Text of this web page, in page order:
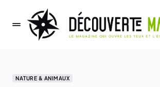
NATURE & ANIMAUX